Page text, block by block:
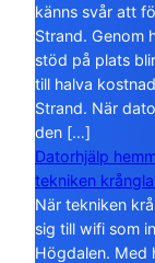
känns svår att
Strand. Genom
stöd på plats
till halva
Strand. När
den […]
Datorhjälp
tekniken
När tekniken
sig till wifi som
Högdalen. Med